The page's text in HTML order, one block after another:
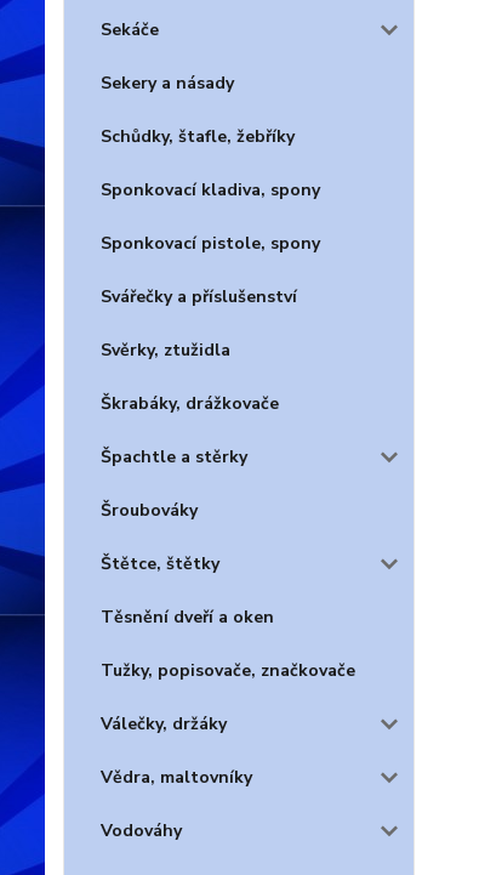
Sekáče
Sekery a násady
Schůdky, štafle, žebříky
Sponkovací kladiva, spony
Sponkovací pistole, spony
Svářečky a příslušenství
Svěrky, ztužidla
Škrabáky, drážkovače
Špachtle a stěrky
Šroubováky
Štětce, štětky
Těsnění dveří a oken
Tužky, popisovače, značkovače
Válečky, držáky
Vědra, maltovníky
Vodováhy